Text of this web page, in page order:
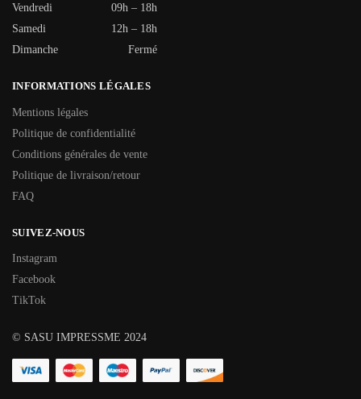
Vendredi
09h – 18h
Samedi
12h – 18h
Dimanche
Fermé
INFORMATIONS LÉGALES
Mentions légales
Politique de confidentialité
Conditions générales de vente
Politique de livraison/retour
FAQ
SUIVEZ-NOUS
Instagram
Facebook
TikTok
© SASU IMPRESSME 2024